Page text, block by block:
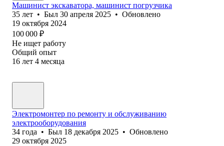
Машинист экскаватора, машинист погрузчика
35 лет • Был 30 апреля 2025 • Обновлено
19 октября 2024
100 000 ₽
Не ищет работу
Общий опыт
16 лет 4 месяца
Электромонтер по ремонту и обслуживанию
электрооборудования
34 года • Был 18 декабря 2025 • Обновлено
29 октября 2025